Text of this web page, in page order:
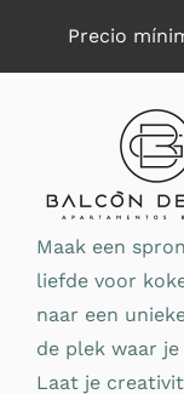
Precio
Maak een
liefde voor
naar een
de plek waar
Laat je